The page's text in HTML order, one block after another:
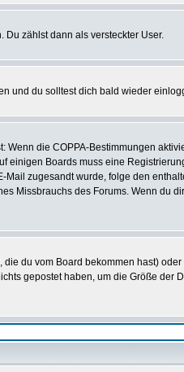
Du zählst dann als versteckter User.
und du solltest dich bald wieder
die COPPA-Bestimmungen
Boards muss eine
zugesandt wurde, folge den
Missbrauchs des Forums. Wenn du
du vom Board bekommen hast)
gepostet haben, um die Größe der